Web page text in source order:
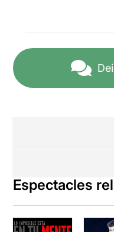
Espectacles